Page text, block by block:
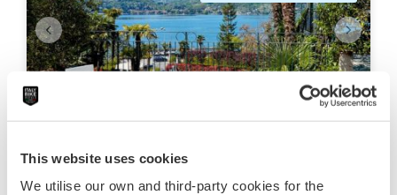
This website uses cookies
We utilise our own and third-party cookies for the
Aperto da 13.02.25 al 23.12.25
Piscina
Centro benessere
Ristorante